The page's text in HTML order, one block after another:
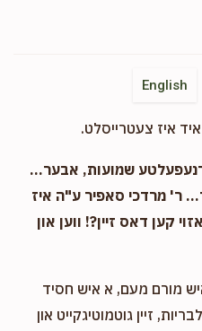
English
איז צעטרייסלט.
שמועות, אבער...
ר' מרדכי סאפיר ע"ה איז
קען דאס זיין?! ווען און
מורם מעם, א איש חסיד
זיין גוטמוטיגקייט און